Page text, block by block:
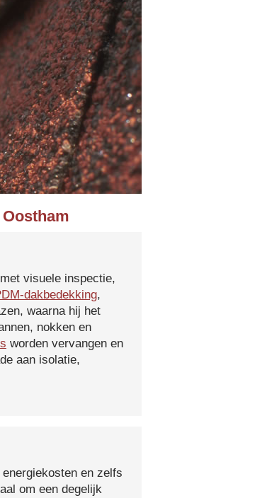
visuele inspectie,
dakbedekking,
waarna hij het
nokken en
worden vervangen en
aan isolatie,
en zelfs
om een degelijk